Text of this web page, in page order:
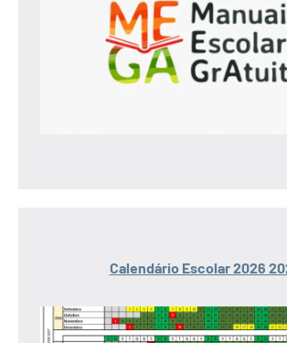
Calendário Escolar 2026